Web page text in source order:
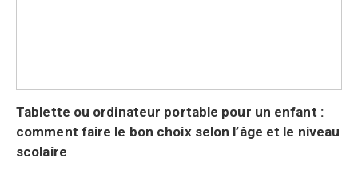
Tablette ou ordinateur portable pour un enfant :
comment faire le bon choix selon l’âge et le niveau
scolaire